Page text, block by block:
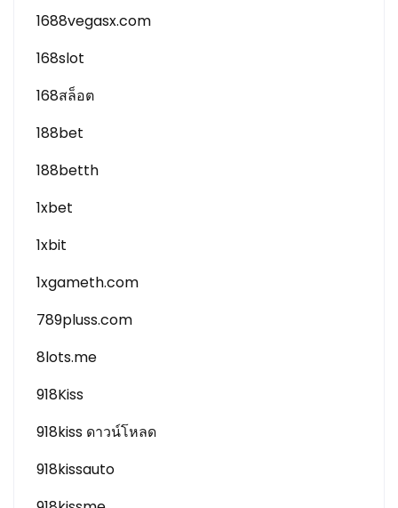
1688vegasx.com
168slot
168สล็อต
188bet
188betth
1xbet
1xbit
1xgameth.com
789pluss.com
8lots.me
918Kiss
918kiss ดาวน์โหลด
918kissauto